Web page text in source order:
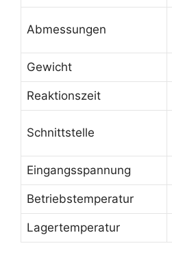
Abmessungen
Gewicht
Reaktionszeit
Schnittstelle
Eingangsspannung
Betriebstemperatur
Lagertemperatur